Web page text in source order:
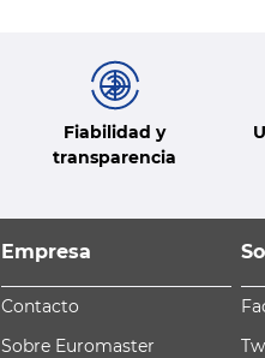
Fiabilidad y
transparencia
Empresa
Contacto
Sobre Euromaster